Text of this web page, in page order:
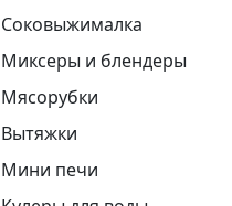
Соковыжималка
Миксеры и блендеры
Мясорубки
Вытяжки
Мини печи